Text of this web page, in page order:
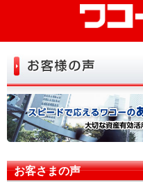
初めての方へ
お申込み
よくある質問
お役立ち情報
お客さまの声